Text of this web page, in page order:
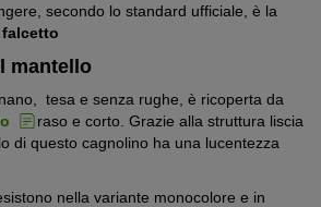
secondo lo standard ufficiale, è la
mantello
tesa e senza rughe, è ricoperta da
raso e corto. Grazie alla struttura liscia
di questo cagnolino ha una lucentezza
nella variante monocolore e in